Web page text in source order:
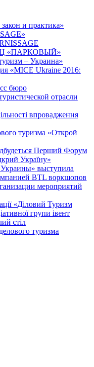
и практика»
«ПАРКОВЫЙ»
– Украина»
«MICE Ukraine 2016:
бюро
отрасли
впровадження
туризма «Открой
Перший Форум
Україну»
выступила
BTL воркшопов
мероприятий
«Діловий Туризм
групи івент
стіл
туризма